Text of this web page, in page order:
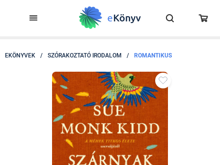
EKÖNYVEK / SZÓRAKOZTATÓ IRODALOM / ROMANTIKUS